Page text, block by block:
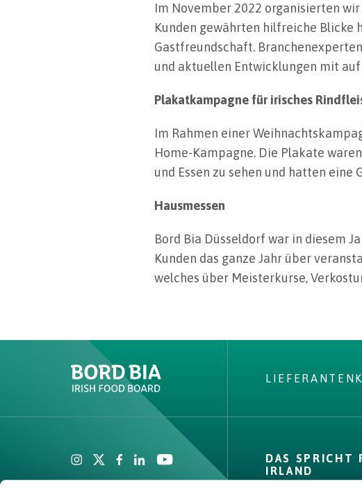
Im November 2022 organisierten
Kunden gewährten hilfreiche Blicke
Gastfreundschaft.
und aktuellen Entwicklungen mit auf
Plakatkampagne für irisches
Im Rahmen einer
Home-Kampagne. Die Plakate
und Essen zu sehen und hatten
Hausmessen
Bord Bia Düsseldorf war in diesem
Kunden das ganze Jahr über
welches über Meisterkurse,
Create New List
DAS SPRICHT
IRLAND